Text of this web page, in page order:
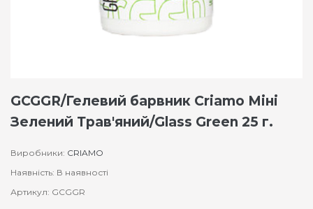
GCGGR/Гелевий барвник Criamo Міні
Зелений Трав'яний/Glass Green 25 г.
Виробники: CRIAMO
Наявність: В наявності
Артикул: GCGGR